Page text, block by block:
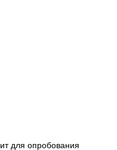
для опробования